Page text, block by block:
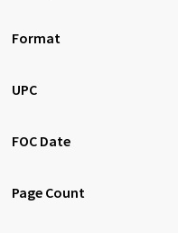
Format
UPC
FOC Date
Page Count